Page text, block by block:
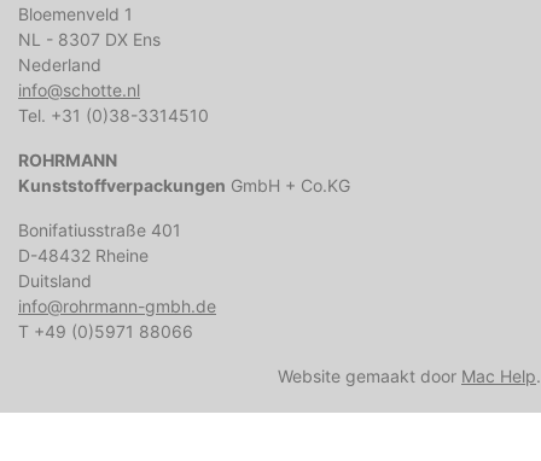
Bloemenveld 1
NL - 8307 DX Ens
Nederland
info@schotte.nl
Tel. +31 (0)38-3314510
ROHRMANN
Kunststoffverpackungen GmbH + Co.KG
Bonifatiusstraße 401
D-48432 Rheine
Duitsland
info@rohrmann-gmbh.de
T +49 (0)5971 88066
Website gemaakt door Mac Help.